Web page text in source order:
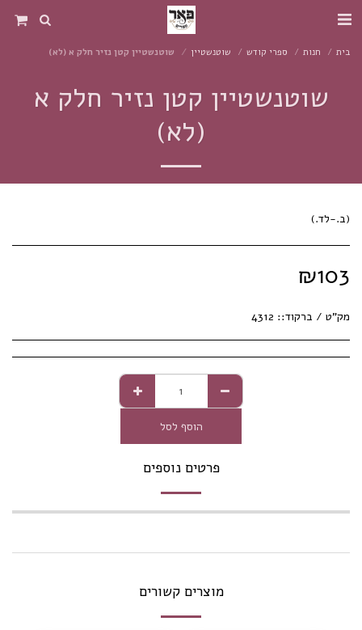
בית חנות ספרי קודש שוטנשטיין שוטנשטיין קטן נזיר חלק א (לא)
שוטנשטיין קטן נזיר חלק א
(לא)
(ב.-לד.)
₪103
מק"ט / ברקוד:: 4312
הוסף לסל
פרטים נוספים
מוצרים קשורים